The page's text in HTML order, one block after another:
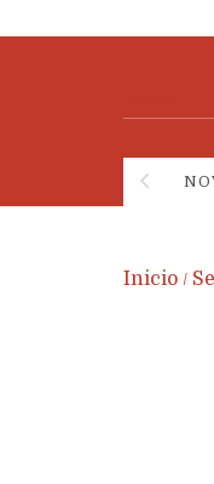
Inicio /